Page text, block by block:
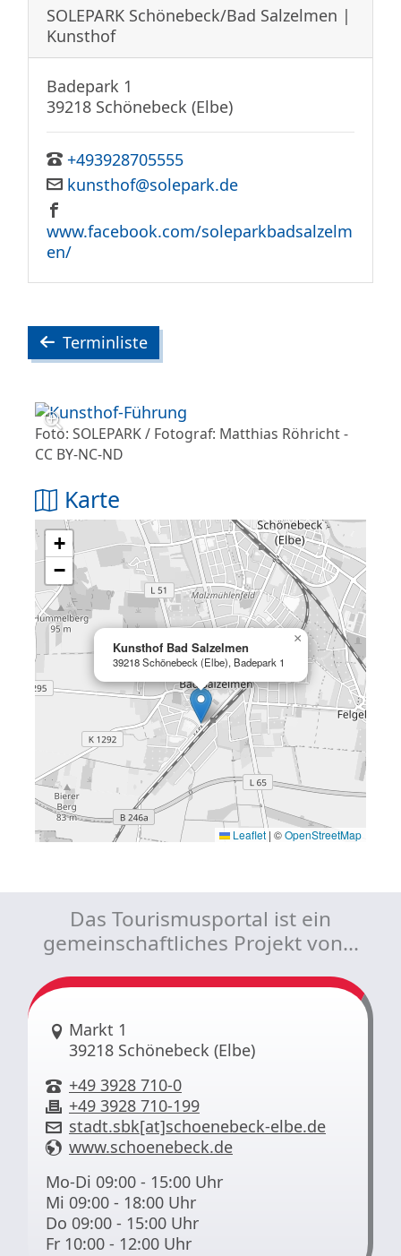
SOLEPARK Schönebeck/Bad Salzelmen |
Kunsthof
Badepark 1
39218 Schönebeck (Elbe)
+493928705555
kunsthof@solepark.de
www.facebook.com/soleparkbadsalzelm
en/
Terminliste
Terminliste
Foto: SOLEPARK / Fotograf: Matthias Röhricht-
CC BY-NC-ND
Karte
Kunsthof Bad Salzelmen
39218 Schönebeck (Elbe), Badepark 1
×
+
−
Leaflet | ©OpenStreetMap
Das Tourismusportal ist ein
gemeinschaftliches Projekt von...
Link zur Google-Maps Navigation
Markt 1
39218 Schönebeck (Elbe)
+49 3928 710-0
+49 3928 710-199
stadt.sbk[at]schoenebeck-elbe.de
www.schoenebeck.de
Mo-Di 09:00 - 15:00 Uhr
Mi 09:00 - 18:00 Uhr
Do 09:00 - 15:00 Uhr
Fr 10:00 - 12:00 Uhr